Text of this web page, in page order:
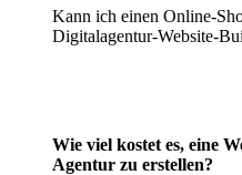
Kann ich einen Online-
Digitalagentur-Website-
Wie viel kostet es, eine
Agentur zu erstellen?